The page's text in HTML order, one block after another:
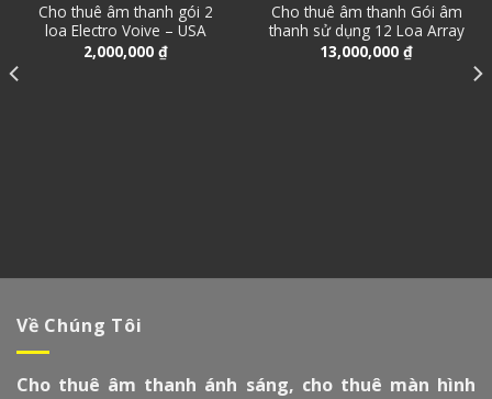
Cho thuê âm thanh gói 2
loa Electro Voive – USA
2,000,000 ₫
Cho thuê âm thanh Gói âm
thanh sử dụng 12 Loa Array
13,000,000 ₫
Về Chúng Tôi
Cho thuê âm thanh ánh sáng, cho thuê màn hình